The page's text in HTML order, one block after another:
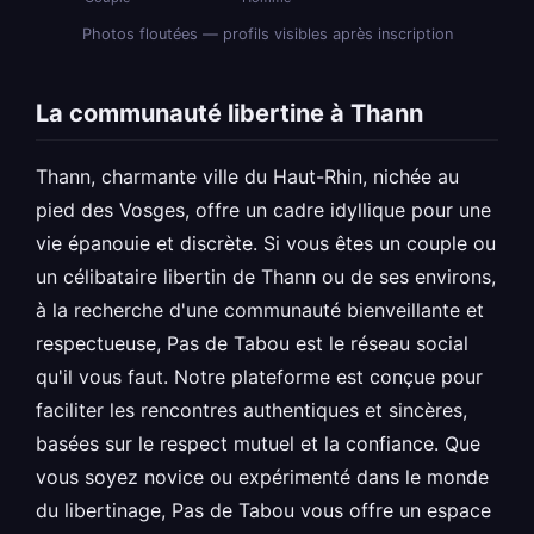
Photos floutées — profils visibles après inscription
La communauté libertine à Thann
Thann, charmante ville du Haut-Rhin, nichée au
pied des Vosges, offre un cadre idyllique pour une
vie épanouie et discrète. Si vous êtes un couple ou
un célibataire libertin de Thann ou de ses environs,
à la recherche d'une communauté bienveillante et
respectueuse, Pas de Tabou est le réseau social
qu'il vous faut. Notre plateforme est conçue pour
faciliter les rencontres authentiques et sincères,
basées sur le respect mutuel et la confiance. Que
vous soyez novice ou expérimenté dans le monde
du libertinage, Pas de Tabou vous offre un espace